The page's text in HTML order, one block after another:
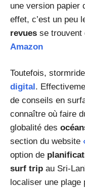
une version papier
effet, c’est un peu
revues se trouvent
Amazon
Toutefois,
digital.
de conseils en
connaître où faire
globalité des
section du website
option de
surf trip au Sri-
localiser une